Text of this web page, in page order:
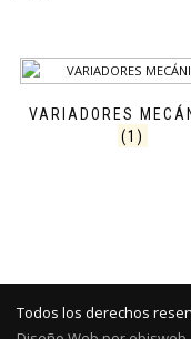
VARIADORES
(1)
Todos los derechos